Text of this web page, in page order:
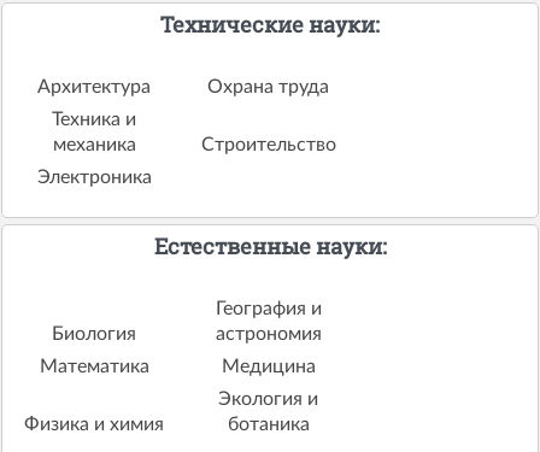
Технические науки:
Архитектура
Охрана труда
Техника и
механика
Строительство
Электроника
Естественные науки:
Биология
География и
астрономия
Математика
Медицина
Физика и химия
Экология и
ботаника